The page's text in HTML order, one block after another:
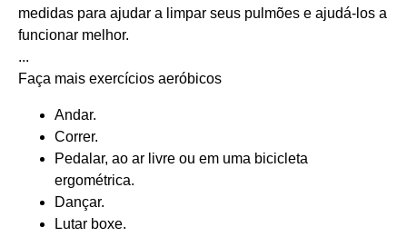
medidas para ajudar a limpar seus pulmões e ajudá-los a
funcionar melhor.
...
Faça mais exercícios aeróbicos
Andar.
Correr.
Pedalar, ao ar livre ou em uma bicicleta
ergométrica.
Dançar.
Lutar boxe.